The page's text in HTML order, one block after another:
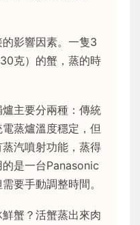
影響因素。一隻3
克）的蟹，蒸的時
主要分兩種：傳統
蒸爐溫度穩定，但
汽噴射功能，蒸得
是一台Panasonic
要手動調整時間。
蟹？活蟹蒸出來肉